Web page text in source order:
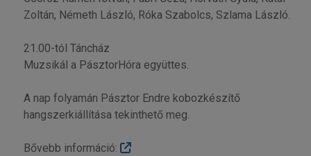
Zoltán, Németh László, Róka Szabolcs, Szlama László.
21.00-tól Táncház
Muzsikál a PásztorHóra együttes.
A nap folyamán Pásztor Endre kobozkészítő
hangszerkiállítása tekinthető meg.
Bővebb információ: